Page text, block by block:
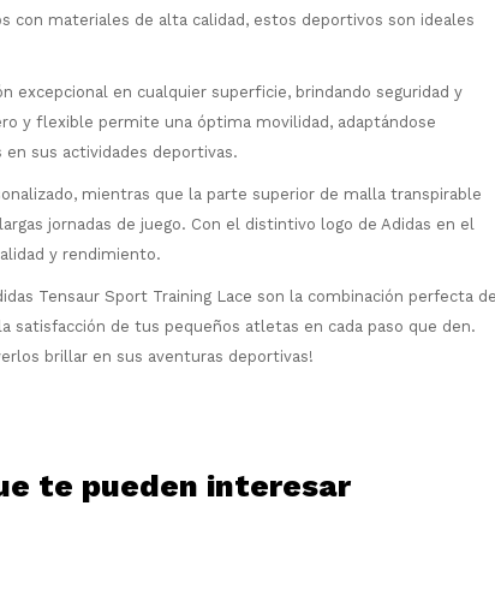
con materiales de alta calidad, estos deportivos son ideales
excepcional en cualquier superficie, brindando seguridad y
y flexible permite una óptima movilidad, adaptándose
sus actividades deportivas.
mientras que la parte superior de malla transpirable
jornadas de juego. Con el distintivo logo de Adidas en el
y rendimiento.
Tensaur Sport Training Lace son la combinación perfecta de
satisfacción de tus pequeños atletas en cada paso que den.
brillar en sus aventuras deportivas!
te pueden interesar
ahora y Pagá
y sin tocar tu
de crédito
a la forma más ágil de
* ¡Solo con tu cédula!
aprobación crediticia.
calificado para comprar
Después.
para comprar en las cuotas
crediticia. El monto
puede variar por comercio
Ups!
tenes oferta, lamentamos
por cualquier duda
salió mal!
nuevamente mas tarde.